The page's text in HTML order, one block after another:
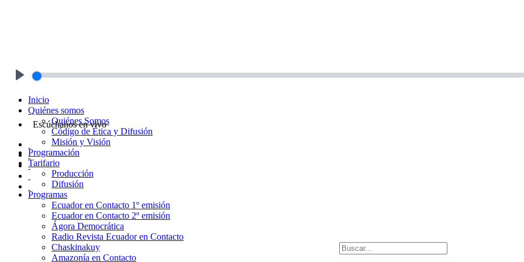
Escúchanos en vivo
Inicio
Quiénes somos
Quiénes Somos
Código de Ética y Difusión
Misión y Visión
Programación
Tarifario
Producción
Difusión
Programas
Ecuador en Contacto 1º emisión
Ecuador en Contacto 2º emisión
Ágora Democrática
Radio Revista Ecuador en Contacto
Chaskinakuy
Amazonía en Contacto